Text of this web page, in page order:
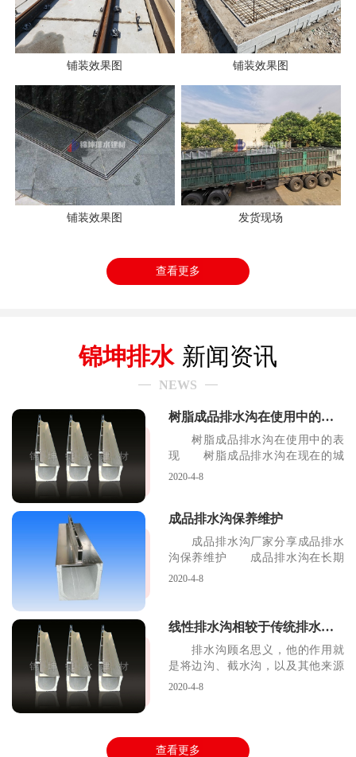
铺装效果图 铺装效果图
铺装效果图 发货现场
查看更多
锦坤排水 新闻资讯
NEWS
树脂成品排水沟在使用中的表现
树脂成品排水沟在使用中的表
现 树脂成品排水沟在现在的城
市排水系统中起着很重
2020-4-8
成品排水沟保养维护
成品排水沟厂家分享成品排水
沟保养维护 成品排水沟在长期
的运用之中可能会有一
2020-4-8
线性排水沟相较于传统排水沟的优势
排水沟顾名思义，他的作用就
是将边沟、截水沟，以及其他来源
的水流，引至路基范围
2020-4-8
查看更多